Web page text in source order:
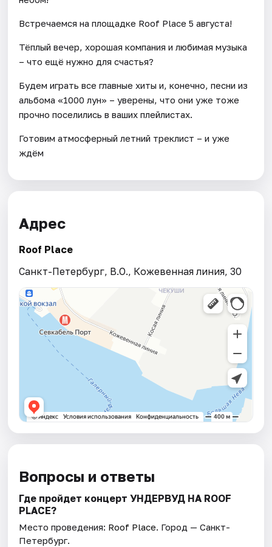
Встречаемся на площадке Roof Place 5 августа!
Тёплый вечер, хорошая компания и любимая музыка
– что ещё нужно для счастья?
Будем играть все главные хиты и, конечно, песни из
альбома «1000 лун» – уверены, что они уже тоже
прочно поселились в ваших плейлистах.
Готовим атмосферный летний треклист – и уже
ждём
Адрес
Roof Place
Санкт-Петербург, В.О., Кожевенная линия, 30
Вопросы и ответы
Где пройдет концерт УНДЕРВУД НА ROOF
PLACE?
Место проведения: Roof Place. Город — Санкт-
Петербург.